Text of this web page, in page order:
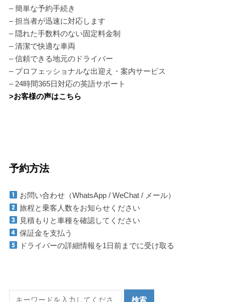
– 簡単な予約手続き
– 担当者が迅速に対応します
– 隠れた手数料のない固定料金制
– 清潔で快適な車両
– 信頼できる地元のドライバー
– プロフェッショナルな出迎え・案内サービス
– 24時間365日対応の英語サポート
>お客様の声はこちら
予約方法
お問い合わせ（WhatsApp / WeChat / メール）
旅程と乗客人数をお知らせください
見積もりと車種を確認してください
保証金を支払う
ドライバーの詳細情報を1日前までに受け取る